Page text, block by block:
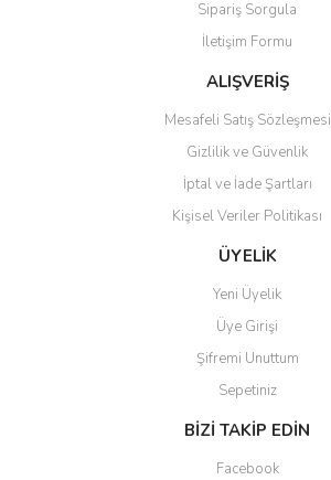
Ürün fiyatı diğer sitelerden daha pahalı.
Bu ürüne benzer farklı alternatifler olmalı.
Gönder
Sipariş Sorgula
İletişim Formu
ALIŞVERİŞ
Mesafeli Satış Sözleşmesi
Gizlilik ve Güvenlik
İptal ve İade Şartları
Kişisel Veriler Politikası
ÜYELİK
Yeni Üyelik
Üye Girişi
Şifremi Unuttum
Sepetiniz
BİZİ TAKİP EDİN
Facebook